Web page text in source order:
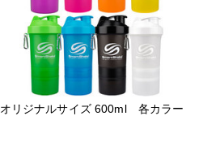
オリジナルサイズ 600ml 各カラー